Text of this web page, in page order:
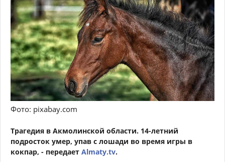
Фото: pixabay.com
Трагедия в Акмолинской области. 14-летний
подросток умер, упав с лошади во время игры в
кокпар, - передает Almaty.tv.